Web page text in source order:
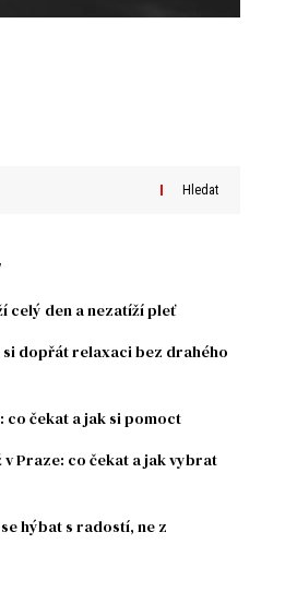
Hledat
celý den a nezatíží pleť
dopřát relaxaci bez drahého
co čekat a jak si pomoct
Praze: co čekat a jak vybrat
hýbat s radostí, ne z